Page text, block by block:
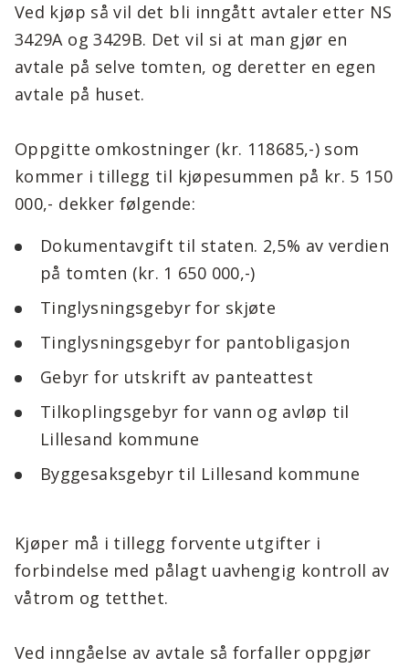
Ved kjøp så vil det bli inngått avtaler etter NS
3429A og 3429B. Det vil si at man gjør en
avtale på selve tomten, og deretter en egen
avtale på huset.
Oppgitte omkostninger (kr. 118685,-) som
kommer i tillegg til kjøpesummen på kr. 5 150
000,- dekker følgende:
Dokumentavgift til staten. 2,5% av verdien
på tomten (kr. 1 650 000,-)
Tinglysningsgebyr for skjøte
Tinglysningsgebyr for pantobligasjon
Gebyr for utskrift av panteattest
Tilkoplingsgebyr for vann og avløp til
Lillesand kommune
Byggesaksgebyr til Lillesand kommune
Kjøper må i tillegg forvente utgifter i
forbindelse med pålagt uavhengig kontroll av
våtrom og tetthet.
Ved inngåelse av avtale så forfaller oppgjør